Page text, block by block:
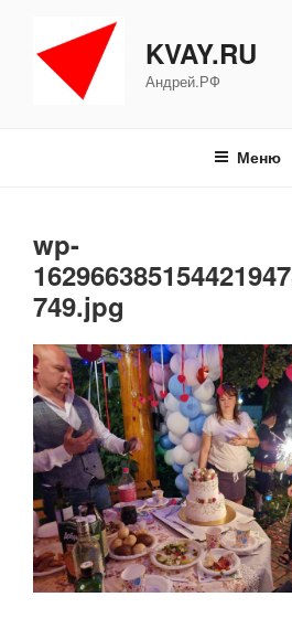
содержимому
KVAY.RU
Андрей.РФ
Меню
wp-
749.jpg